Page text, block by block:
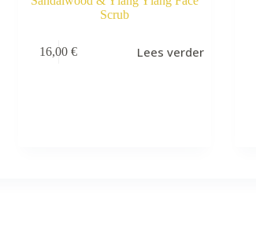
Scrub
16,00 € Lees verder